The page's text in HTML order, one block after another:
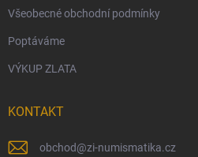
Všeobecné obchodní podmínky
Poptáváme
VÝKUP ZLATA
KONTAKT
obchod@zi-numismatika.cz